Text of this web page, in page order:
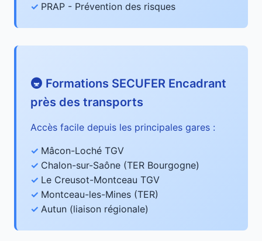
PRAP - Prévention des risques
🚇 Formations SECUFER Encadrant
près des transports
Accès facile depuis les principales gares :
Mâcon-Loché TGV
Chalon-sur-Saône (TER Bourgogne)
Le Creusot-Montceau TGV
Montceau-les-Mines (TER)
Autun (liaison régionale)